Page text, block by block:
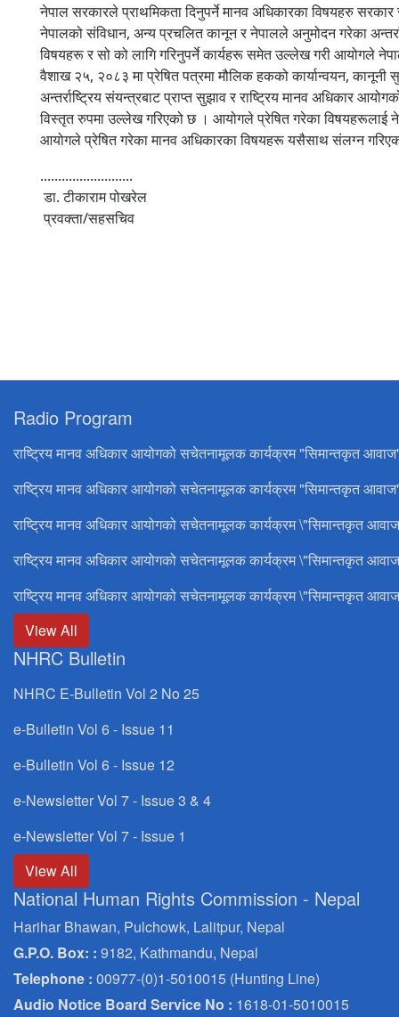
नेपाल सरकारले प्राथमिकता दिनुपर्ने मानव अधिकारका विषयहरु सरकार
नेपालको संविधान, अन्य प्रचलित कानून र नेपालले अनुमोदन गरेका
विषयहरू र सो को लागि गरिनुपर्ने कार्यहरू समेत उल्लेख गरी आयोगले
वैशाख २५, २०८३ मा प्रेषित पत्रमा मौलिक हकको कार्यान्वयन, कानूनी
अन्तर्राष्ट्रिय संयन्त्रबाट प्राप्त सुझाव र राष्ट्रिय मानव अधिकार
विस्तृत रुपमा उल्लेख गरिएको छ । आयोगले प्रेषित गरेका विषयहरूलाई
आयोगले प्रेषित गरेका मानव अधिकारका विषयहरू यसैसाथ संलग्न
..........................
डा. टीकाराम पोखरेल
प्रवक्ता/सहसचिव
Radio Program
राष्ट्रिय मानव अधिकार आयोगको सचेतनामूलक कार्यक्रम "सिमान्तकृत
राष्ट्रिय मानव अधिकार आयोगको सचेतनामूलक कार्यक्रम "सिमान्तकृत
राष्ट्रिय मानव अधिकार आयोगको सचेतनामूलक कार्यक्रम \"सिमान्तकृत
राष्ट्रिय मानव अधिकार आयोगको सचेतनामूलक कार्यक्रम \"सिमान्तकृत
राष्ट्रिय मानव अधिकार आयोगको सचेतनामूलक कार्यक्रम \"सिमान्तकृत
View All
NHRC Bulletin
NHRC E-Bulletin Vol 2 No 25
e-Bulletin Vol 6 - Issue 11
e-Bulletin Vol 6 - Issue 12
e-Newsletter Vol 7 - Issue 3 & 4
e-Newsletter Vol 7 - Issue 1
View All
National Human Rights Commission - Nepal
Harihar Bhawan, Pulchowk, Lalitpur, Nepal
G.P.O. Box: : 9182, Kathmandu, Nepal
Telephone : 00977-(0)1-5010015 (Hunting Line)
Audio Notice Board Service No : 1618-01-5010015